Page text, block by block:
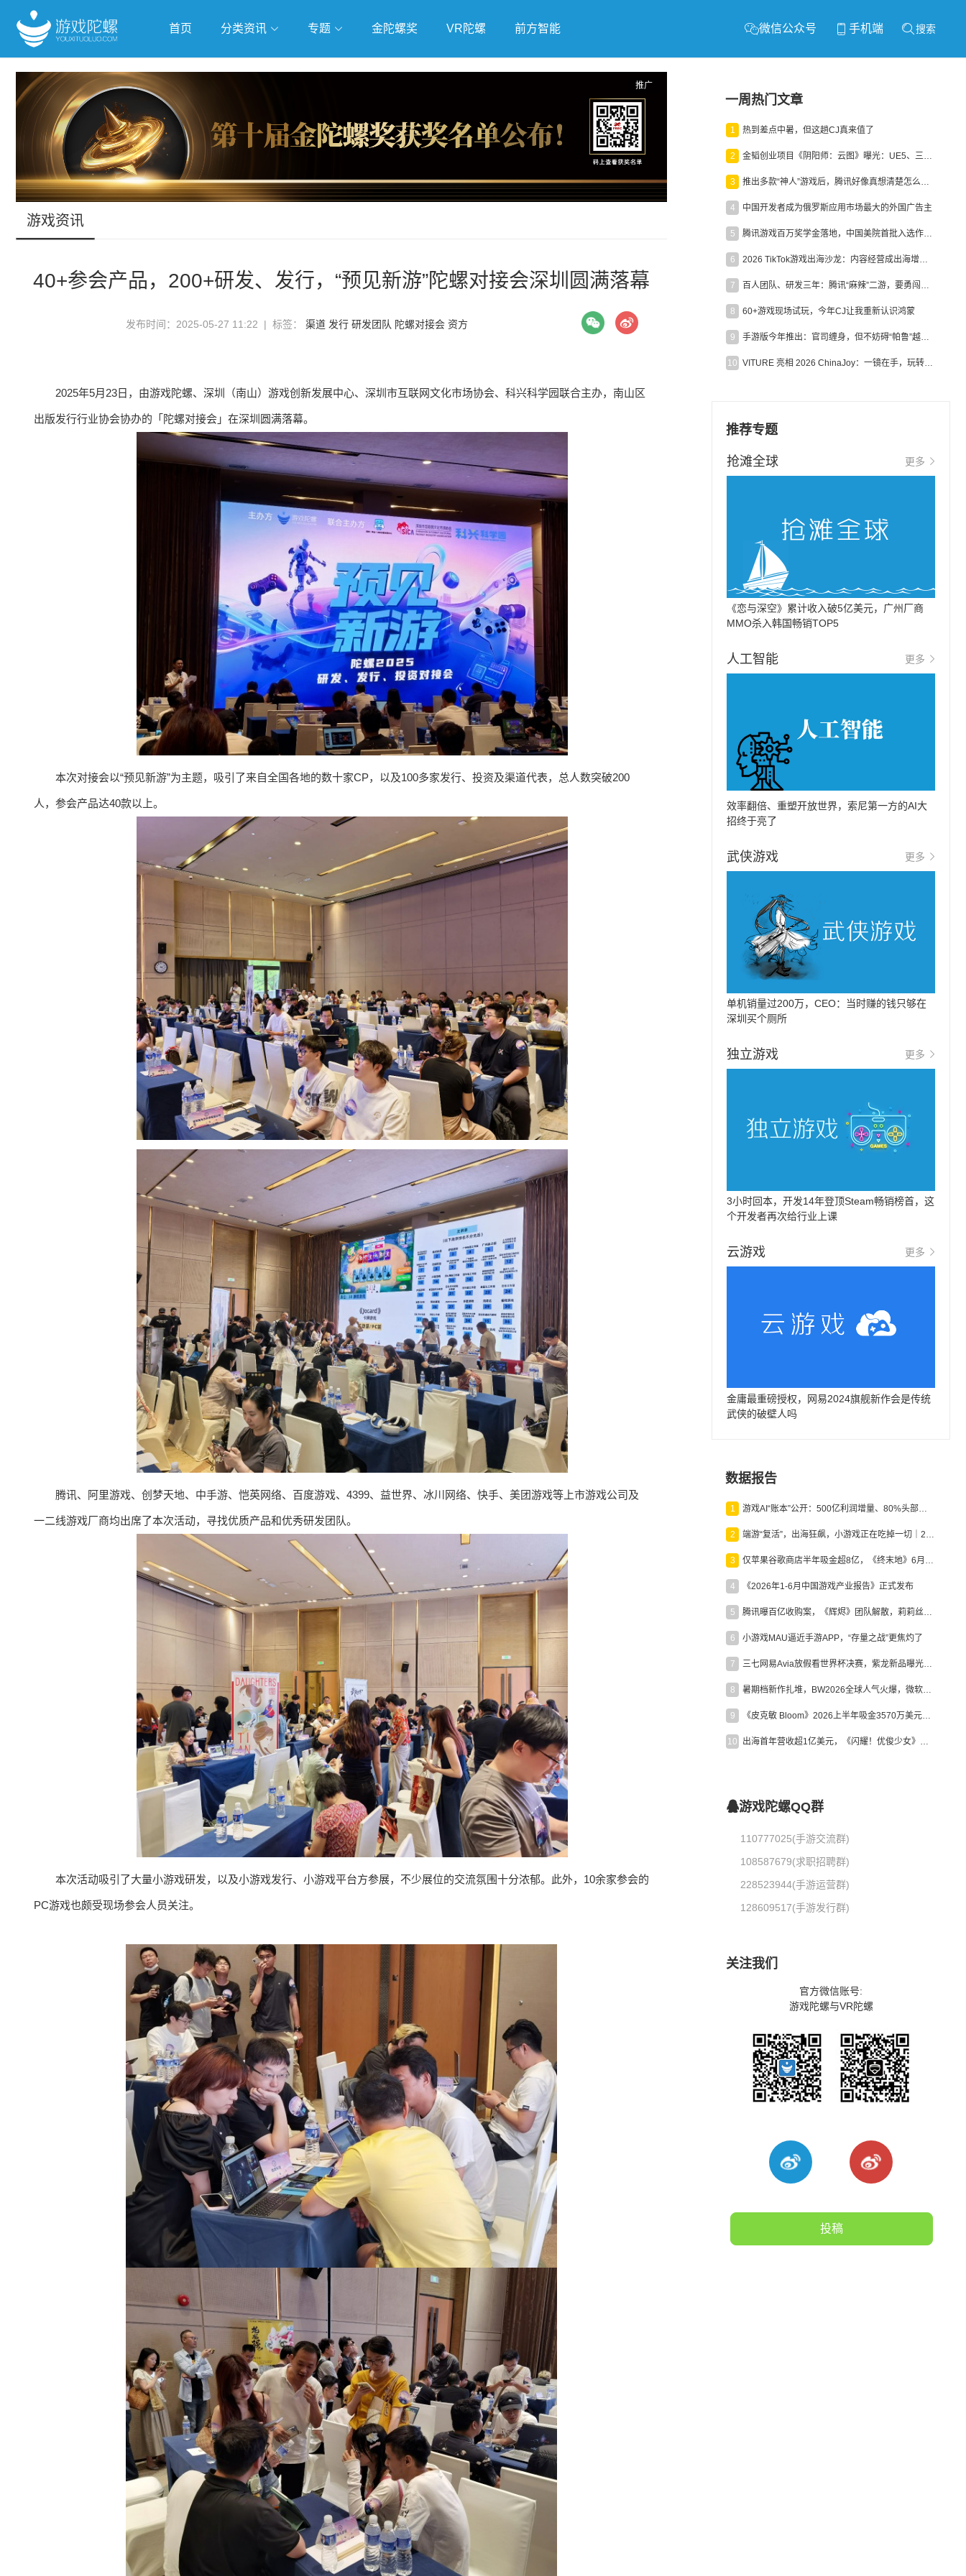
首页 分类资讯 专题
抢滩全球 人工智能 武侠游戏 独立游戏 云游戏
跨界Talk
金陀螺奖 VR陀螺 前方智能 微信公众号 手机端 搜索
推广
游戏资讯
40+参会产品，200+研发、发行，“预见新游”陀螺对接会深圳圆满落幕
发布时间：2025-05-27 11:22 | 标签： 渠道 发行 研发团队 陀螺对接会 资方
2025年5月23日，由游戏陀螺、深圳（南山）游戏创新发展中心、深圳市互联网文化市场协会、科兴科学园联合主办，南山区
出版发行行业协会协办的「陀螺对接会」在深圳圆满落幕。
本次对接会以“预见新游”为主题，吸引了来自全国各地的数十家CP，以及100多家发行、投资及渠道代表，总人数突破200
人，参会产品达40款以上。
腾讯、阿里游戏、创梦天地、中手游、恺英网络、百度游戏、4399、益世界、冰川网络、快手、美团游戏等上市游戏公司及
一二线游戏厂商均出席了本次活动，寻找优质产品和优秀研发团队。
本次活动吸引了大量小游戏研发，以及小游戏发行、小游戏平台方参展，不少展位的交流氛围十分浓郁。此外，10余家参会的
PC游戏也颇受现场参会人员关注。
一周热门文章
1 热到差点中暑，但这趟CJ真来值了
2 金韬创业项目《阴阳师：云图》曝光：UE5、三端互通、ARPG
3 推出多款“神人”游戏后，腾讯好像真想清楚怎么做二次元了
4 中国开发者成为俄罗斯应用市场最大的外国广告主
5 腾讯游戏百万奖学金落地，中国美院首批入选作品获业内关注
6 2026 TikTok游戏出海沙龙：内容经营成出海增长新引擎
7 百人团队、研发三年：腾讯“麻辣”二游，要勇闯男性恋爱市场
8 60+游戏现场试玩，今年CJ让我重新认识鸿蒙
9 手游版今年推出：官司缠身，但不妨碍“帕鲁”越来越火
10 VITURE 亮相 2026 ChinaJoy：一镜在手，玩转全场！
推荐专题
抢滩全球 更多
《恋与深空》累计收入破5亿美元，广州厂商
MMO杀入韩国畅销TOP5
人工智能 更多
效率翻倍、重塑开放世界，索尼第一方的AI大
招终于亮了
武侠游戏 更多
单机销量过200万，CEO：当时赚的钱只够在
深圳买个厕所
独立游戏 更多
3小时回本，开发14年登顶Steam畅销榜首，这
个开发者再次给行业上课
云游戏 更多
金庸最重磅授权，网易2024旗舰新作会是传统
武侠的破壁人吗
数据报告
1 游戏AI“账本”公开：500亿利润增量、80%头部入局，谁在闷声发财？
2 端游“复活”，出海狂飙，小游戏正在吃掉一切｜2026上半年产业报告
3 仅苹果谷歌商店半年吸金超8亿，《终末地》6月份收入显著回暖
4 《2026年1-6月中国游戏产业报告》正式发布
5 腾讯曝百亿收购案，《辉烬》团队解散，莉莉丝新作曝光｜陀螺周报
6 小游戏MAU逼近手游APP，“存量之战”更焦灼了
7 三七网易Avia放假看世界杯决赛，紫龙新品曝光，米哈游新作上线 | 陀螺周报
8 暑期档新作扎堆，BW2026全球人气火爆，微软XBOX大裁员|陀螺周报
9 《皮克敏 Bloom》2026上半年吸金3570万美元，中国台湾成最大市场
10 出海首年营收超1亿美元，《闪耀！优俊少女》美国市场占比达七成
游戏陀螺QQ群
110777025(手游交流群)
108587679(求职招聘群)
228523944(手游运营群)
128609517(手游发行群)
关注我们
官方微信账号:
游戏陀螺与VR陀螺
投稿